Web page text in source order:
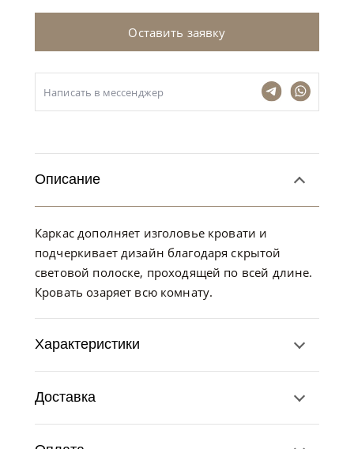
Оставить заявку
Написать в мессенджер
Описание
Каркас дополняет изголовье кровати и
подчеркивает дизайн благодаря скрытой
световой полоске, проходящей по всей длине.
Кровать озаряет всю комнату.
Характеристики
Доставка